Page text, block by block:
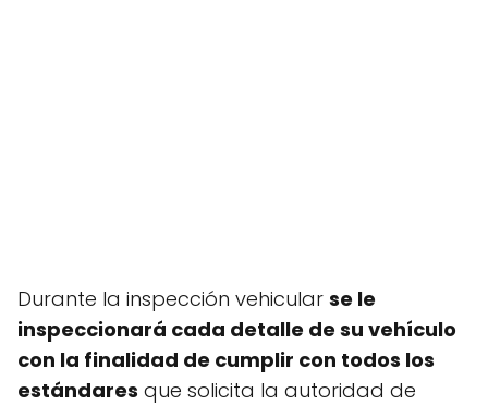
Durante la inspección vehicular se le
inspeccionará cada detalle de su vehículo
con la finalidad de cumplir con todos los
estándares que solicita la autoridad de